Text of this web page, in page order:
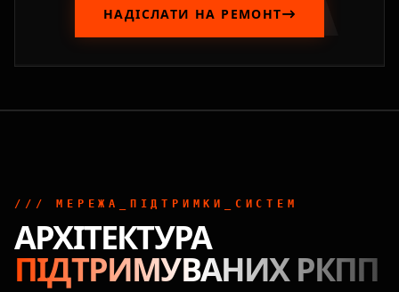
НАДІСЛАТИ НА РЕМОНТ
/// МЕРЕЖА_ПІДТРИМКИ_СИСТЕМ
АРХІТЕКТУРА
ПІДТРИМУВАНИХ РКПП